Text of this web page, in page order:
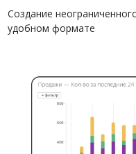
Создание
удобном формате